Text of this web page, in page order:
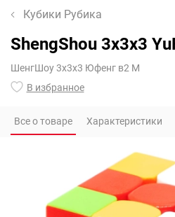
Кубики Рубика
ShengShou 3x3x3
ШенгШоу 3х3х3 Юфенг в2 М
В избранное
Все о товаре Характеристики